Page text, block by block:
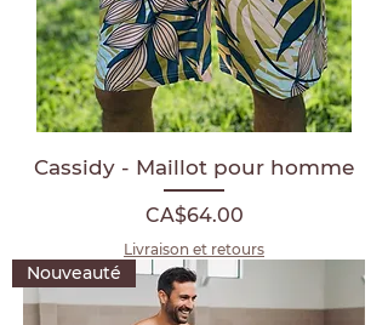
Cassidy - Maillot pour homme
Price
CA$64.00
Livraison et retours
Nouveauté